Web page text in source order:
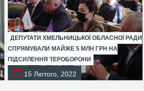
ДЕПУТАТИ ХМЕЛЬНИЦЬКОЇ ОБЛАСНОЇ РАДИ
СПРЯМУВАЛИ МАЙЖЕ 5 МЛН ГРН НА
ПІДСИЛЕННЯ ТЕРОБОРОНИ
15 Лютого, 2022